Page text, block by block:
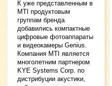
К уже представленным в
MTI продуктовым
группам бренда
добавились компактные
цифровые фотоаппараты
и видеокамеры Genius.
Компания MTI является
многолетним партнером
KYE Systems Corp. по
дистрибуции акустики,